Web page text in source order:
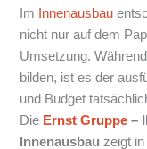
Im
Innenausbau
nicht nur auf dem
Umsetzung.
bilden, ist es der
und Budget
Die Ernst Gruppe –
Innenausbau zeigt